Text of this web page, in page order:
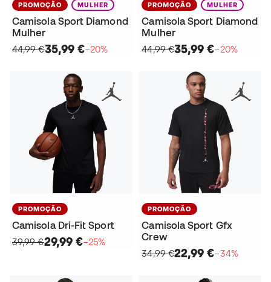
PROMOÇÃO MULHER
Camisola Sport Diamond
Mulher
44,99 €35,99 €−20%
PROMOÇÃO MULHER
Camisola Sport Diamond
Mulher
44,99 €35,99 €−20%
PROMOÇÃO
Camisola Dri-Fit Sport
39,99 €29,99 €−25%
PROMOÇÃO
Camisola Sport Gfx
Crew
34,99 €22,99 €−34%